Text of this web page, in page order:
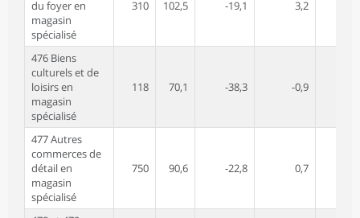
du foyer en
magasin
spécialisé
310 102,5 -19,1 3,2
476 Biens
culturels et de
loisirs en
magasin
spécialisé
118 70,1 -38,3 -0,9
477 Autres
commerces de
détail en
magasin
spécialisé
750 90,6 -22,8 0,7